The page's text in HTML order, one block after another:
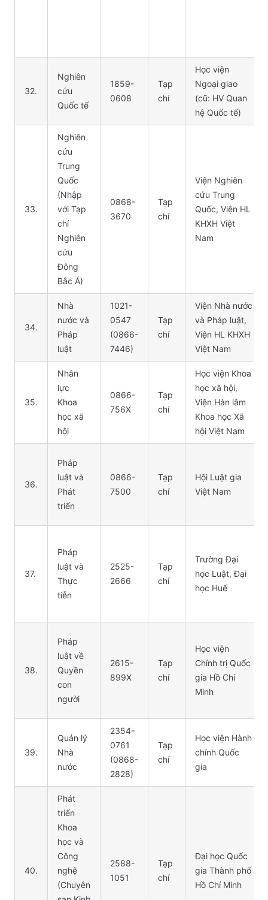
32.
Nghiên
cứu
Quốc tế
1859-
0608
Tạp
chí
Học viện
Ngoại giao
(cũ: HV Quan
hệ Quốc tế)
33.
Nghiên
cứu
Trung
Quốc
(Nhập
với Tạp
chí
Nghiên
cứu
Đông
Bắc Á)
0868-
3670
Tạp
chí
Viện Nghiên
cứu Trung
Quốc, Viện HL
KHXH Việt
Nam
34.
Nhà
nước và
Pháp
luật
1021-
0547
(0866-
7446)
Tạp
chí
Viện Nhà nước
và Pháp luật,
Viện HL KHXH
Việt Nam
35.
Nhân
lực
Khoa
học xã
hội
0866-
756X
Tạp
chí
Học viện Khoa
học xã hội,
Viện Hàn lâm
Khoa học Xã
hội Việt Nam
36.
Pháp
luật và
Phát
triển
0866-
7500
Tạp
chí
Hội Luật gia
Việt Nam
37.
Pháp
luật và
Thực
tiễn
2525-
2666
Tạp
chí
Trường Đại
học Luật, Đại
học Huế
38.
Pháp
luật về
Quyền
con
người
2615-
899X
Tạp
chí
Học viện
Chính trị Quốc
gia Hồ Chí
Minh
39.
Quản lý
Nhà
nước
2354-
0761
(0868-
2828)
Tạp
chí
Học viện Hành
chính Quốc
gia
40.
Phát
triển
Khoa
học và
Công
nghệ
(Chuyên
2588-
1051
Tạp
chí
Đại học Quốc
gia Thành phố
Hồ Chí Minh